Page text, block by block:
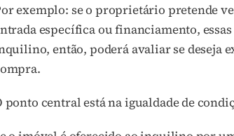
exemplo: se o proprietário pretende
específica ou financiamento,
então, poderá avaliar se deseja
ponto central está na igualdade de